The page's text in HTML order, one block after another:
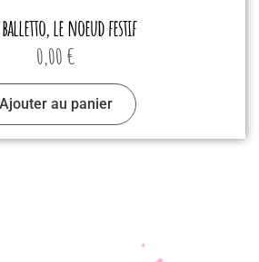
le noeud festif
0,00 €
Ajouter au panier